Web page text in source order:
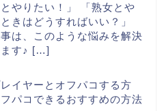
とやりたい！」 「熟女とや
きはどうすればいい？」
は、このような悩みを解決
す♪ […]
イヤーとオフパコする方
パコできるおすすめの方法